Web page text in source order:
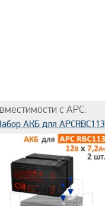
с APC:
АКБ для APCRBC113